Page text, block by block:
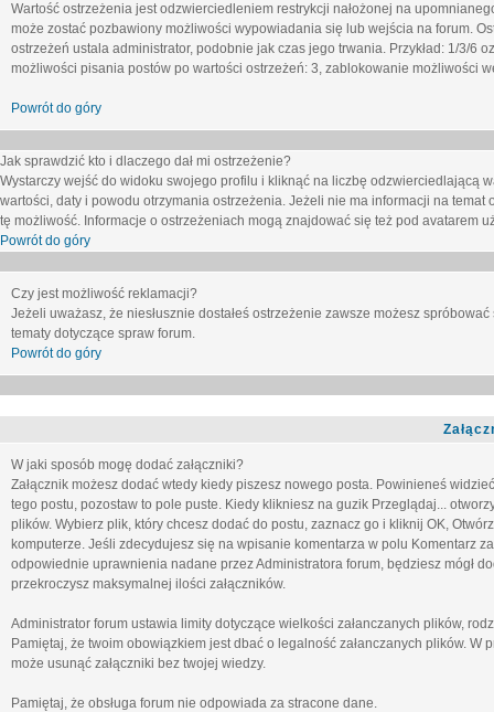
Wartość ostrzeżenia jest odzwierciedleniem restrykcji nałożonej na
może zostać pozbawiony możliwości wypowiadania się lub wejścia na forum.
ostrzeżeń ustala administrator, podobnie jak czas jego trwania. Przykład: 1/3/6
możliwości pisania postów po wartości ostrzeżeń: 3, zablokowanie możliwości
Powrót do góry
Jak sprawdzić kto i dlaczego dał mi ostrzeżenie?
Wystarczy wejść do widoku swojego profilu i kliknąć na liczbę odzwierciedlającą
wartości, daty i powodu otrzymania ostrzeżenia. Jeżeli nie ma informacji na temat
tę możliwość. Informacje o ostrzeżeniach mogą znajdować się też pod avatarem
Powrót do góry
Czy jest możliwość reklamacji?
Jeżeli uważasz, że niesłusznie dostałeś ostrzeżenie zawsze możesz
tematy dotyczące spraw forum.
Powrót do góry
W jaki sposób mogę dodać załączniki?
Załącznik możesz dodać wtedy kiedy piszesz nowego posta. Powinieneś
tego postu, pozostaw to pole puste. Kiedy klikniesz na guzik Przeglądaj...
plików. Wybierz plik, który chcesz dodać do postu, zaznacz go i kliknij OK,
komputerze. Jeśli zdecydujesz się na wpisanie komentarza w polu Komentarz
odpowiednie uprawnienia nadane przez Administratora forum, będziesz mógł
przekroczysz maksymalnej ilości załączników.
Administrator forum ustawia limity dotyczące wielkości załanczanych plików,
Pamiętaj, że twoim obowiązkiem jest dbać o legalność załanczanych plików.
może usunąć załączniki bez twojej wiedzy.
Pamiętaj, że obsługa forum nie odpowiada za stracone dane.